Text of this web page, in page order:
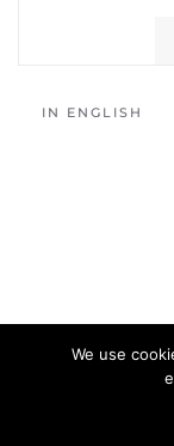
IN ENGLISH
We use